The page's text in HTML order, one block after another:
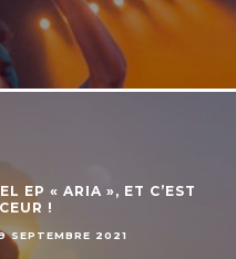
EP « ARIA », ET C’EST
!
SEPTEMBRE 2021